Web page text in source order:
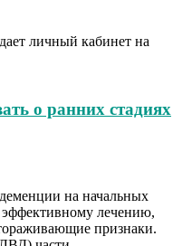
личный кабинет на
о ранних стадиях
на начальных
эффективному лечению,
признаки.